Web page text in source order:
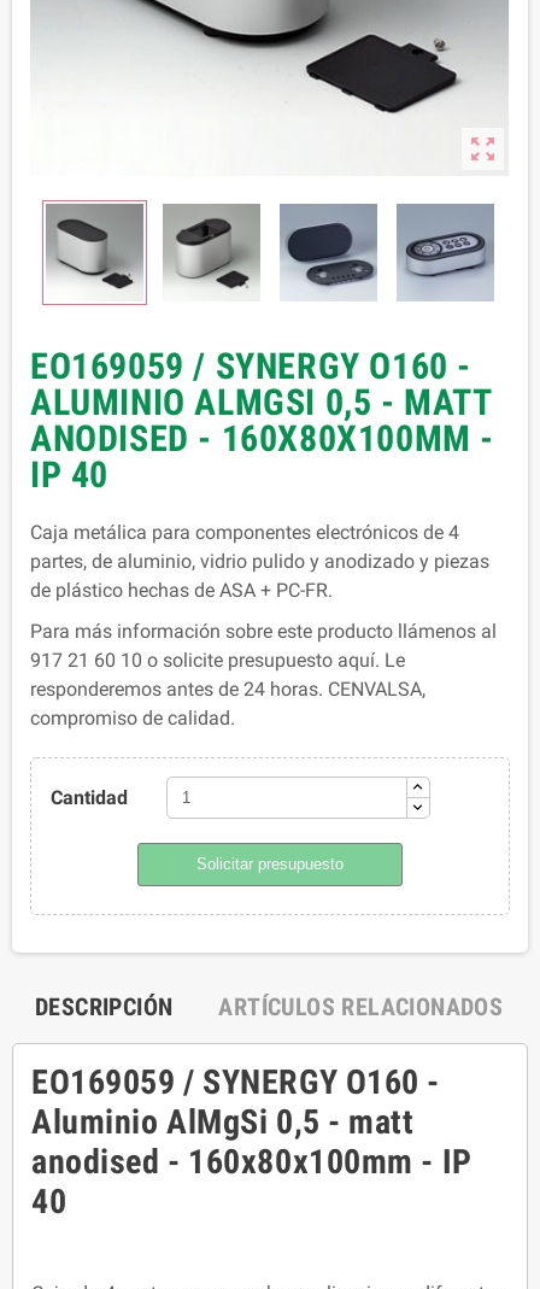

EO169059 / SYNERGY O160 -
ALUMINIO ALMGSI 0,5 - MATT
ANODISED - 160X80X100MM -
IP 40
Caja metálica para componentes electrónicos de 4
partes, de aluminio, vidrio pulido y anodizado y piezas
de plástico hechas de ASA + PC-FR.
Para más información sobre este producto llámenos al
917 21 60 10 o solicite presupuesto aquí. Le
responderemos antes de 24 horas. CENVALSA,
compromiso de calidad.
Cantidad
Solicitar presupuesto
DESCRIPCIÓN ARTÍCULOS RELACIONADOS
EO169059 / SYNERGY O160 -
Aluminio AlMgSi 0,5 - matt
anodised - 160x80x100mm - IP
40